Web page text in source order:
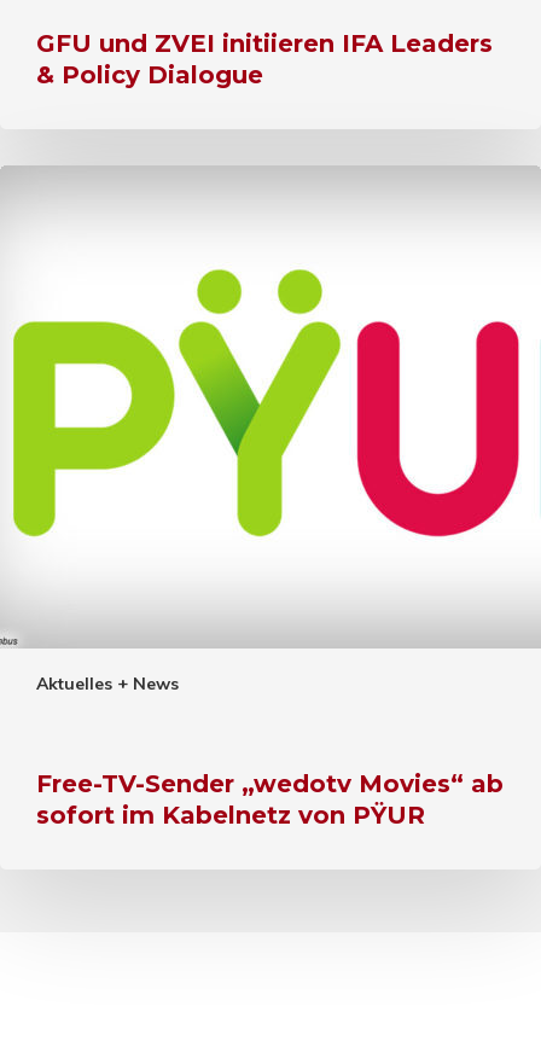
GFU und ZVEI initiieren IFA Leaders
& Policy Dialogue
Aktuelles + News
Free-TV-Sender „wedotv Movies“ ab
sofort im Kabelnetz von PŸUR